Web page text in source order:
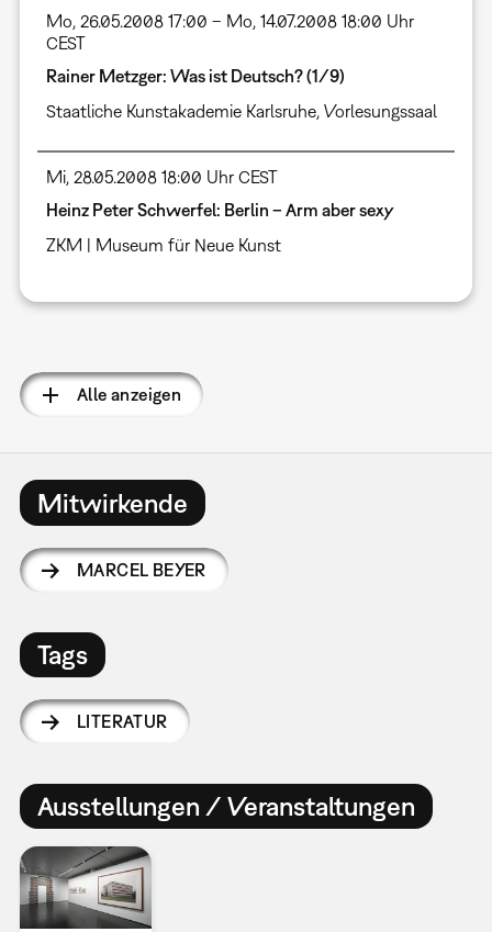
Mo, 26.05.2008 17:00 – Mo, 14.07.2008 18:00 Uhr
CEST
Rainer Metzger: Was ist Deutsch? (1/9)
Staatliche Kunstakademie Karlsruhe, Vorlesungssaal
Mi, 28.05.2008 18:00 Uhr CEST
Heinz Peter Schwerfel: Berlin – Arm aber sexy
ZKM | Museum für Neue Kunst
Alle anzeigen
Mitwirkende
MARCEL BEYER
Tags
LITERATUR
Ausstellungen / Veranstaltungen